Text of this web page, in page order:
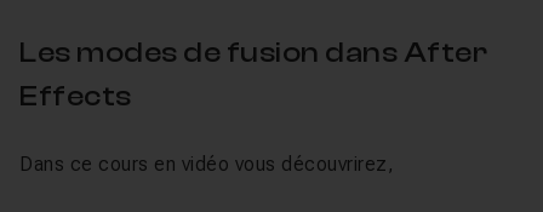
Les modes de fusion dans After
Effects
Dans ce cours en vidéo vous découvrirez,